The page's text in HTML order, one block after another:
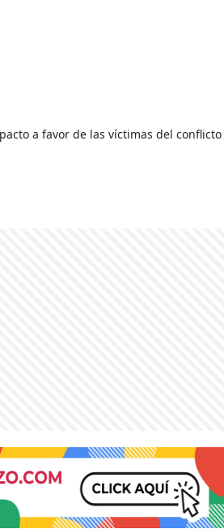
a favor de las víctimas del conflicto